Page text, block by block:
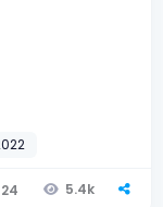
24 5.4k